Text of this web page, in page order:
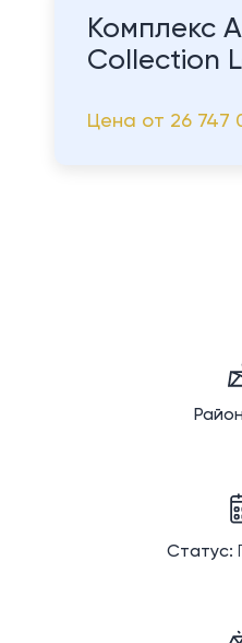
Комплекс
Collection
Цена от 26 747
Статус: